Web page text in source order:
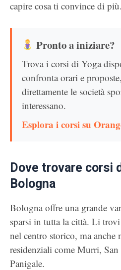
capire cosa ti convince di più.
Pronto a iniziare?
Trova i corsi di Yoga
confronta orari e
direttamente le società
interessano.
Esplora i corsi su
Dove trovare corsi
Bologna
Bologna offre una grande
sparsi in tutta la città. Li
nel centro storico, ma anche
residenziali come Murri,
Panigale.